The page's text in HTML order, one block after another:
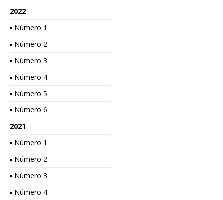
2022
▪ Número 1
▪ Número 2
▪ Número 3
▪ Número 4
▪ Número 5
▪ Número 6
2021
▪ Número 1
▪ Número 2
▪ Número 3
▪ Número 4